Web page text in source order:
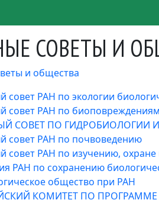
СОВЕТЫ И
и общества
совет РАН по экологии
совет РАН по биоповреждениям
СОВЕТ ПО ГИДРОБИОЛОГИИ
совет РАН по почвоведению
совет РАН по изучению,
РАН по сохранению
общество при РАН
КОМИТЕТ ПО